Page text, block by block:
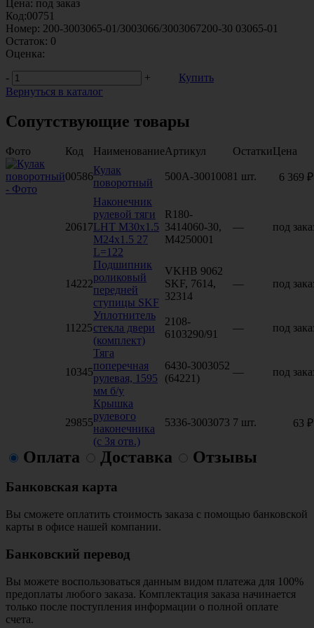
Цена: под заказ
Код:00751
Номер: 200-3003065-01/3003066/3003067200-30 03065-01
Остаток: 0
Оценка:
-
+
Купить
Вернуться в каталог
Сопутствующие товары
Фото Код НаименованиеАртикул ОстаткиЦена
00586
Кулак
поворотный
500А-30010081 шт. 6 369 ₽
20617
Наконечник
рулевой тяги
LHT M30x1.5
M24x1.5 27
L=122
R180-
3414060-30,
M4250001
— под
14222
Подшипник
роликовый
передней
ступицы SKF
VKHB 9062
SKF, 7614,
32314
— под
11225
Уплотнитель
стекла двери
(комплект)
2108-
6103290/91
— под
10345
Тяга
поперечная
рулевая, 1595
мм б/у
6430-3003052
(64221)
— под
29855
Крышка
рулевого
наконечника
(с 3я отв.)
5336-3003073 7 шт. 63 ₽
Оплата Доставка Отзывы
Банковская карта
Вы сможете оплатить стоимость заказа с помощью банковской
карты в офисе нашей компании.
Банковский перевод
Вы можете воспользоваться данным видом платежа для 100%
предоплаты любого заказа. Комплектация заказа начинается
только после поступления информации о полной оплате
счета.